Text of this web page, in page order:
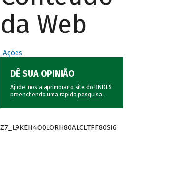
da Web
Ações
DÊ SUA OPINIÃO
Ajude-nos a aprimorar o site do BNDES
preenchendo uma rápida pesquisa.
Z7_L9KEH4O0LORH80ALCLTPF80SI6